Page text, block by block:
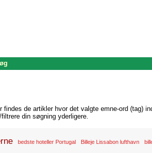
findes de artikler hvor det valgte emne-ord (tag)
din søgning yderligere.
bedste hoteller Portugal Billeje Lissabon lufthavn